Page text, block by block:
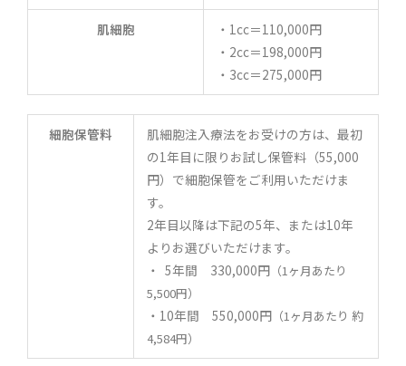
肌細胞
・1cc＝110,000円
・2cc＝198,000円
・3cc＝275,000円
細胞保管料
肌細胞注入療法をお受けの方は、最初
の1年目に限りお試し保管料（55,000
円）で細胞保管をご利用いただけま
す。
2年目以降は下記の5年、または10年
よりお選びいただけます。
・ 5年間 330,000円（1ヶ月あたり
5,500円）
・10年間 550,000円（1ヶ月あたり 約
4,584円）